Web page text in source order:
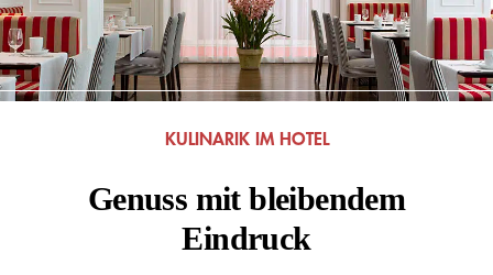
KULINARIK IM HOTEL
Genuss mit bleibendem
Eindruck